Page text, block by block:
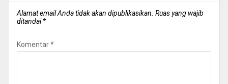
Alamat email Anda tidak akan dipublikasikan. Ruas yang wajib
ditandai*
Komentar*